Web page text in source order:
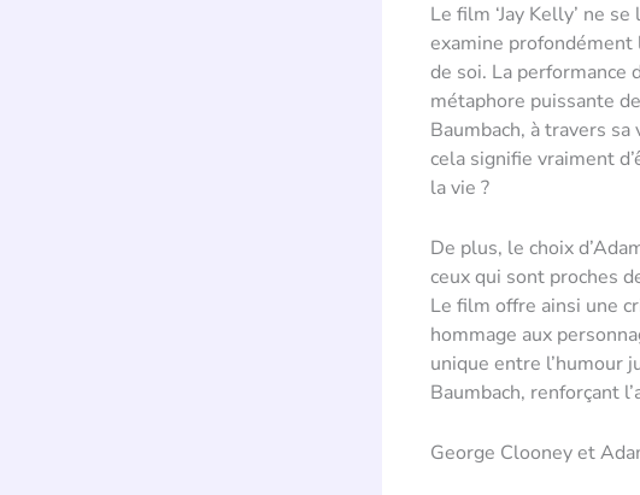
Le film ‘Jay Kelly’ ne
examine profondément
de soi. La performance
métaphore puissante
Baumbach, à travers
cela signifie vraiment
la vie ?
De plus, le choix
ceux qui sont proches
Le film offre ainsi une
hommage aux
unique entre l’humour
Baumbach, renforçant
George Clooney et